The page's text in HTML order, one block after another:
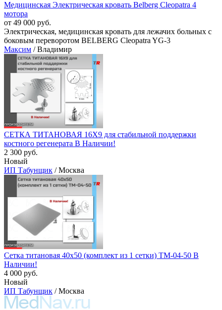
Медицинская Электрическая кровать Belberg Cleopatra 4
мотора
от 49 000 руб.
Электрическая, медицинская кровать для лежачих больных с
боковым переворотом BELBERG Cleopatra YG-3
Максим / Владимир
СЕТКА ТИТАНОВАЯ 16Х9 для стабильной поддержки
костного регенерата В Наличии!
2 300 руб.
Новый
ИП Табунщик / Москва
Сетка титановая 40х50 (комплект из 1 сетки) TM-04-50 В
Наличии!
4 000 руб.
Новый
ИП Табунщик / Москва